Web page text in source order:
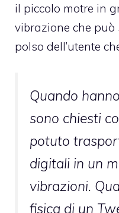
il piccolo motre in
vibrazione che può
polso dell’utente
Quando
sono chiesti
potuto
digitali in un
vibrazioni.
fisica di un